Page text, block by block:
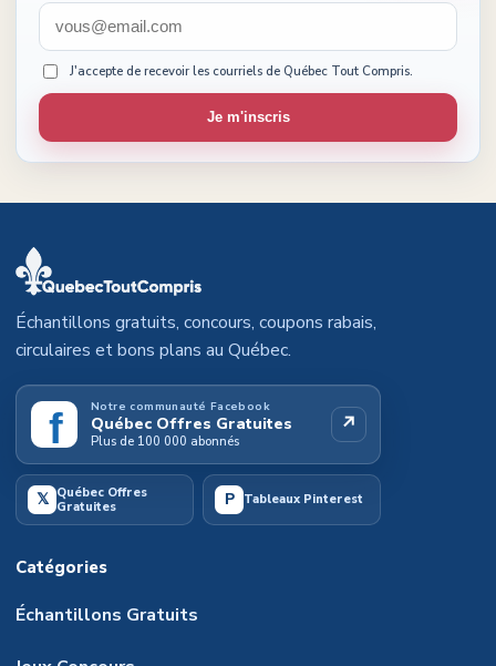
J'accepte de recevoir les courriels de Québec Tout Compris.
Je m'inscris
Échantillons gratuits, concours, coupons rabais,
circulaires et bons plans au Québec.
f Notre communauté Facebook
Québec Offres Gratuites
Plus de 100 000 abonnés
↗
𝕏 Québec Offres
Gratuites
P Tableaux Pinterest
Catégories
Échantillons Gratuits